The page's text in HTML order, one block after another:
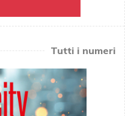
Tutti i numeri